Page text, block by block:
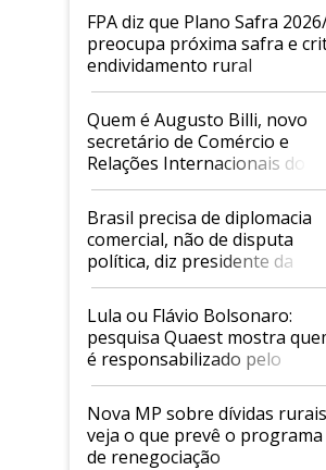
FPA diz que Plano Safra
preocupa próxima safra e
endividamento rural
Quem é Augusto Billi, novo
secretário de Comércio e
Relações Internacionais do
Mapa
Brasil precisa de diplomacia
comercial, não de disputa
política, diz presidente da
Faesp
Lula ou Flávio Bolsonaro:
pesquisa Quaest mostra
é responsabilizado pelo
tarifaço dos EUA
Nova MP sobre dívidas
veja o que prevê o programa
de renegociação